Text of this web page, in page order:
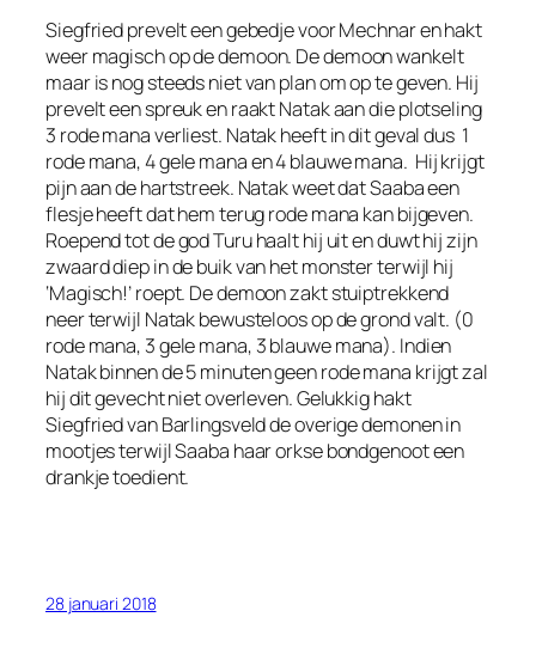
Siegfried prevelt een gebedje voor Mechnar en hakt
weer magisch op de demoon. De demoon wankelt
maar is nog steeds niet van plan om op te geven. Hij
prevelt een spreuk en raakt Natak aan die plotseling
3 rode mana verliest. Natak heeft in dit geval dus 1
rode mana, 4 gele mana en 4 blauwe mana. Hij krijgt
pijn aan de hartstreek. Natak weet dat Saaba een
flesje heeft dat hem terug rode mana kan bijgeven.
Roepend tot de god Turu haalt hij uit en duwt hij zijn
zwaard diep in de buik van het monster terwijl hij
‘Magisch!’ roept. De demoon zakt stuiptrekkend
neer terwijl Natak bewusteloos op de grond valt. (0
rode mana, 3 gele mana, 3 blauwe mana). Indien
Natak binnen de 5 minuten geen rode mana krijgt zal
hij dit gevecht niet overleven. Gelukkig hakt
Siegfried van Barlingsveld de overige demonen in
mootjes terwijl Saaba haar orkse bondgenoot een
drankje toedient.
28 januari 2018